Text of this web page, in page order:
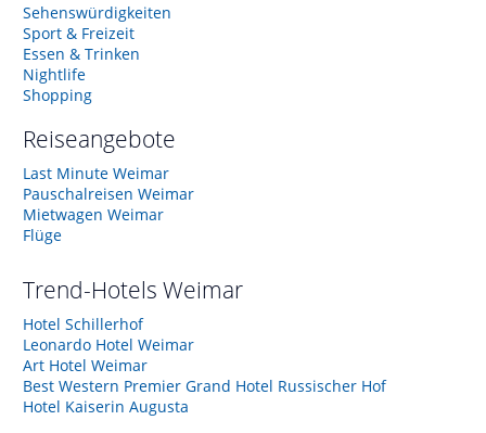
Sehenswürdigkeiten
Sport & Freizeit
Essen & Trinken
Nightlife
Shopping
Reiseangebote
Last Minute Weimar
Pauschalreisen Weimar
Mietwagen Weimar
Flüge
Trend-Hotels Weimar
Hotel Schillerhof
Leonardo Hotel Weimar
Art Hotel Weimar
Best Western Premier Grand Hotel Russischer Hof
Hotel Kaiserin Augusta